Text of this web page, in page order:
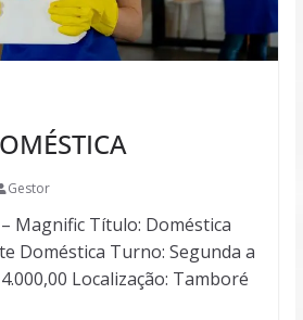
Gestor
Magnific Título: Doméstica
Doméstica Turno: Segunda a
Localização: Tamboré